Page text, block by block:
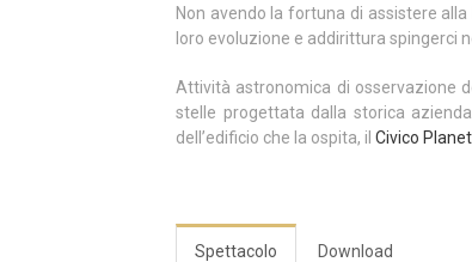
Non avendo la fortuna di assistere
loro evoluzione e addirittura spingerci
Attività astronomica di osservazione
stelle progettata dalla storica
dell’edificio che la ospita, il Civico
Spettacolo Download